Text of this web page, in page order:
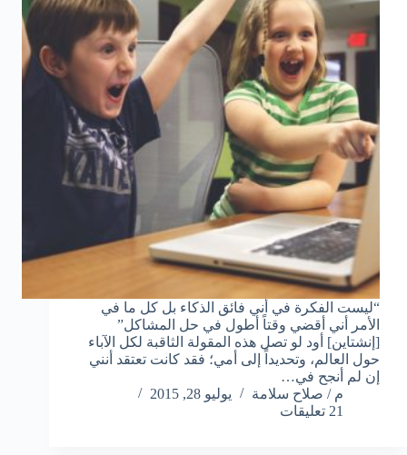
“ليست الفكرة في أني فائق الذكاء بل كل ما في
الأمر أني أقضي وقتاً أطول في حل المشاكل”
[إنشتاين] أود لو تصل هذه المقولة الثاقبة لكل الآباء
حول العالم، وتحديداً إلى أمي؛ فقد كانت تعتقد أنني
إن لم أنجح في…
م / صلاح سلامة
يوليو 28, 2015
21 تعليقات